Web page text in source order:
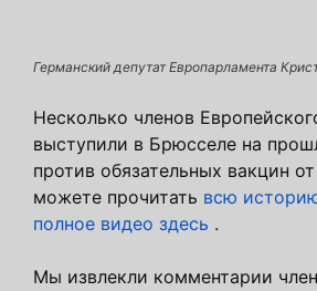
Германский депутат Европарламента
Несколько членов
выступили в Брюсселе на
против обязательных вакцин
можете прочитать всю
полное видео здесь .
Мы извлекли комментарии